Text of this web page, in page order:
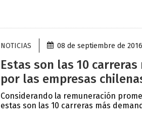
NOTICIAS 08 de septiembre de 2016
Estas son las 10
por las empresas
Considerando la remuneración
estas son las 10 carreras más